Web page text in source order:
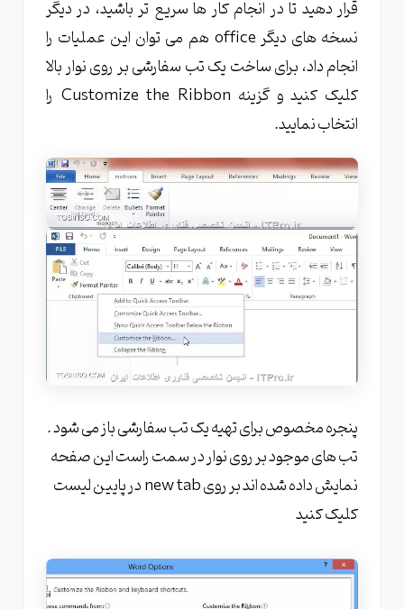
قرار دهید تا در انجام کار ها سریع تر باشید، در دیگر
نسخه های دیگر office هم می توان این عملیات را
انجام داد، برای ساخت یک تب سفارشی بر روی نوار بالا
کلیک کنید و گزینه Customize the Ribbon را
انتخاب نمایید.
پنجره مخصوص برای تهیه یک تب سفارشی باز می شود .
تب های موجود بر روی نوار در سمت راست این صفحه
نمایش داده شده اند بر روی new tab در پایین لیست
کلیک کنید